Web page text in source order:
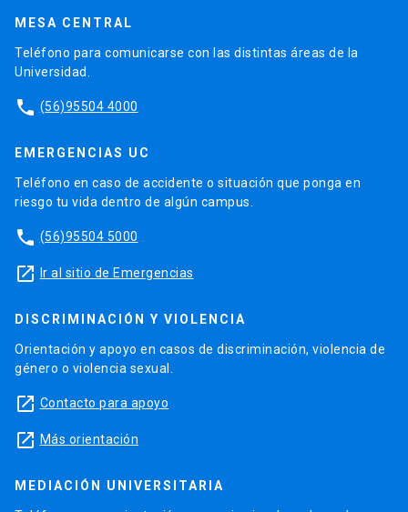
MESA CENTRAL
Teléfono para comunicarse con las distintas áreas de la
Universidad.
phone (56)95504 4000
EMERGENCIAS UC
Teléfono en caso de accidente o situación que ponga en
riesgo tu vida dentro de algún campus.
phone (56)95504 5000
launch Ir al sitio de Emergencias
DISCRIMINACIÓN Y VIOLENCIA
Orientación y apoyo en casos de discriminación, violencia de
género o violencia sexual.
launch Contacto para apoyo
launch Más orientación
MEDIACIÓN UNIVERSITARIA